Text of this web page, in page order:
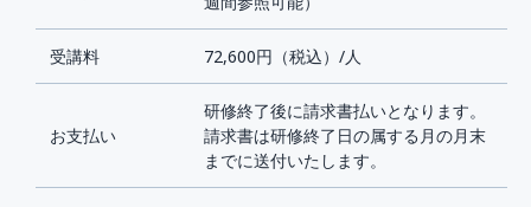
受講料 72,600円（税込）/人
お支払い
研修終了後に請求書払いとなります。
請求書は研修終了日の属する月の月末
までに送付いたします。